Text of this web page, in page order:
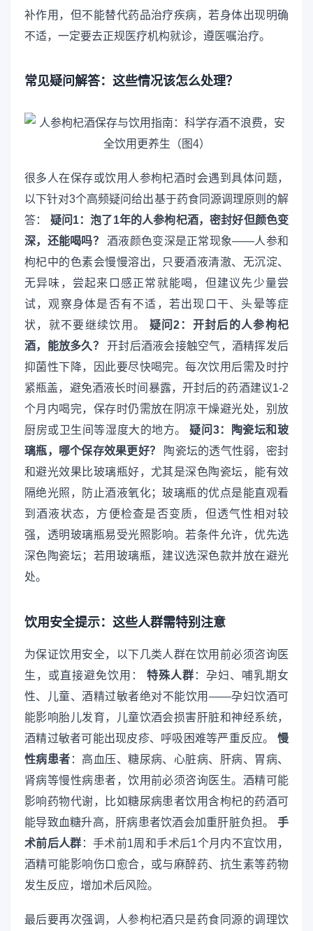
补作用，但不能替代药品治疗疾病，若身体出现明确
不适，一定要去正规医疗机构就诊，遵医嘱治疗。
常见疑问解答：这些情况该怎么处理？
很多人在保存或饮用人参枸杞酒时会遇到具体问题，
以下针对3个高频疑问给出基于药食同源调理原则的解
答： 疑问1：泡了1年的人参枸杞酒，密封好但颜色变
深，还能喝吗？
酒液颜色变深是正常现象——人参和
枸杞中的色素会慢慢溶出，只要酒液清澈、无沉淀、
无异味，尝起来口感正常就能喝，但建议先少量尝
试，观察身体是否有不适，若出现口干、头晕等症
状，就不要继续饮用。 疑问2：开封后的人参枸杞
酒，能放多久？
开封后酒液会接触空气，酒精挥发后
抑菌性下降，因此要尽快喝完。每次饮用后需及时拧
紧瓶盖，避免酒液长时间暴露，开封后的药酒建议1-2
个月内喝完，保存时仍需放在阴凉干燥避光处，别放
厨房或卫生间等湿度大的地方。疑问3：陶瓷坛和玻
璃瓶，哪个保存效果更好？
陶瓷坛的透气性弱，密封
和避光效果比玻璃瓶好，尤其是深色陶瓷坛，能有效
隔绝光照，防止酒液氧化；玻璃瓶的优点是能直观看
到酒液状态，方便检查是否变质，但透气性相对较
强，透明玻璃瓶易受光照影响。若条件允许，优先选
深色陶瓷坛；若用玻璃瓶，建议选深色款并放在避光
处。
饮用安全提示：这些人群需特别注意
为保证饮用安全，以下几类人群在饮用前必须咨询医
生，或直接避免饮用： 特殊人群 ：孕妇、哺乳期女
性、儿童、酒精过敏者绝对不能饮用——孕妇饮酒可
能影响胎儿发育，儿童饮酒会损害肝脏和神经系统，
酒精过敏者可能出现皮疹、呼吸困难等严重反应。 慢
性病患者 ：高血压、糖尿病、心脏病、肝病、胃病、
肾病等慢性病患者，饮用前必须咨询医生。酒精可能
影响药物代谢，比如糖尿病患者饮用含枸杞的药酒可
能导致血糖升高，肝病患者饮酒会加重肝脏负担。 手
术前后人群 ：手术前1周和手术后1个月内不宜饮用，
酒精可能影响伤口愈合，或与麻醉药、抗生素等药物
发生反应，增加术后风险。
最后要再次强调，人参枸杞酒只是药食同源的调理饮